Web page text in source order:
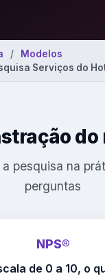
Modelos
Serviços do
do
a pesquisa na
perguntas
NPS®
de 0 a 10, o